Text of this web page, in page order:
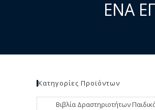
ΕΝΑ
Κατηγορίες Προϊόντων